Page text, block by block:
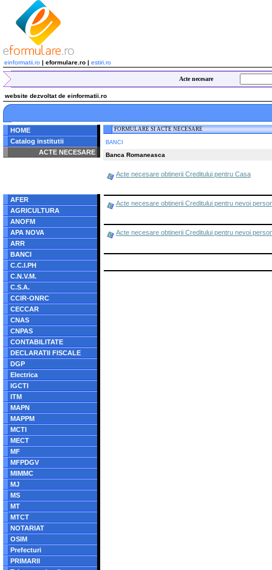
einformatii.ro | eformulare.ro | estiri.ro
Acte necesare
website dezvoltat de einformatii.ro
HOME
Catalog institutii
ACTE NECESARE
AFER
AGRICULTURA
ANOFM
APA NOVA
ARR
BANCI
C.C.I.PH
C.N.V.M.
C.S.A.
CCIR-ONRC
CECCAR
CNAS
CNPAS
CONTABILITATE
DECLARATII FISCALE
DGP
Electrica
IGCTI
ITM
MAPN
MAPPM
MCTI
MECT
MF
MFPDGV
MIMMC
MJ
MS
MT
MTCT
NOTARIAT
OSIM
Prefecturi
PRIMARII
FORMULARE SI ACTE NECESARE
BANCI
Banca Romaneasca
Acte necesare obtinerii Creditului pentru Casa
Acte necesare obtinerii Creditului pentru nevoi
Acte necesare obtinerii Creditului pentru nevoi